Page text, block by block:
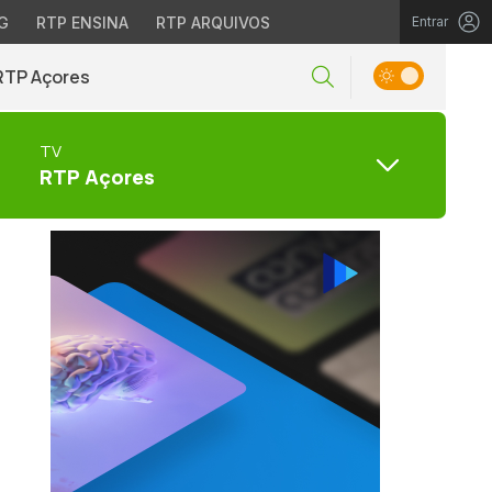
RTP ENSINA RTP ARQUIVOS Entrar
Açores
TV
RTP Açores